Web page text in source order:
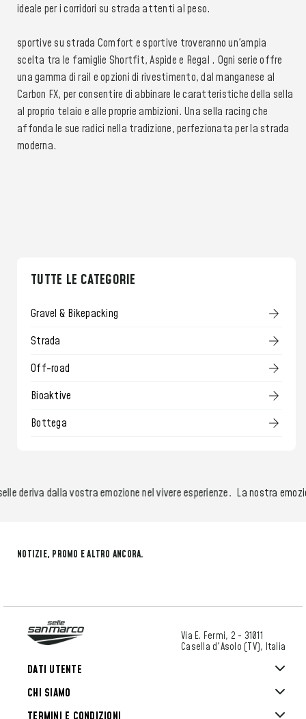
ideale per i corridori su strada attenti al peso.
sportive su strada Comfort e sportive troveranno un'ampia
scelta tra le famiglie Shortfit, Aspide e Regal . Ogni serie offre
una gamma di rail e opzioni di rivestimento, dal manganese al
Carbon FX, per consentire di abbinare le caratteristiche della sella
al proprio telaio e alle proprie ambizioni. Una sella racing che
affonda le sue radici nella tradizione, perfezionata per la strada
moderna.
TUTTE LE CATEGORIE
Gravel & Bikepacking
Strada
Off-road
Bioaktive
Bottega
deriva dalla vostra emozione nel vivere esperienze.La nostra
NOTIZIE, PROMO E ALTRO ANCORA.
CHI SIAMO
DATI UTENTE
Via E. Fermi, 2 - 31011
Casella d'Asolo (TV), Italia